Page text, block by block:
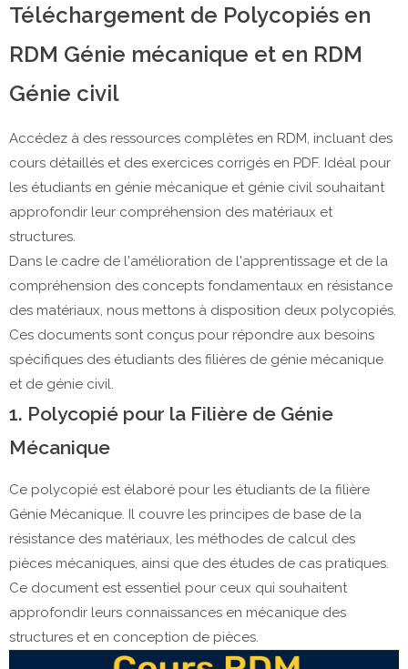
Téléchargement de Polycopiés en
RDM Génie mécanique et en RDM
Génie civil
Accédez à des ressources complètes en RDM, incluant des
cours détaillés et des exercices corrigés en PDF. Idéal pour
les étudiants en génie mécanique et génie civil souhaitant
approfondir leur compréhension des matériaux et
structures.
Dans le cadre de l'amélioration de l'apprentissage et de la
compréhension des concepts fondamentaux en résistance
des matériaux, nous mettons à disposition deux polycopiés.
Ces documents sont conçus pour répondre aux besoins
spécifiques des étudiants des filières de génie mécanique
et de génie civil.
1. Polycopié pour la Filière de Génie
Mécanique
Ce polycopié est élaboré pour les étudiants de la filière
Génie Mécanique. Il couvre les principes de base de la
résistance des matériaux, les méthodes de calcul des
pièces mécaniques, ainsi que des études de cas pratiques.
Ce document est essentiel pour ceux qui souhaitent
approfondir leurs connaissances en mécanique des
structures et en conception de pièces.